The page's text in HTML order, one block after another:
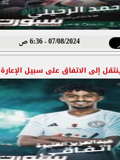
07/08/2024 - 6:36 ص
إلى الاتفاق على سبيل الإعارة